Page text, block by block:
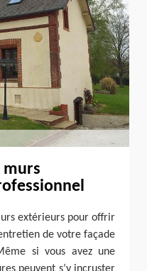
murs
extérieurs pour offrir
de votre façade
si vous avez une
peuvent s’y incruster